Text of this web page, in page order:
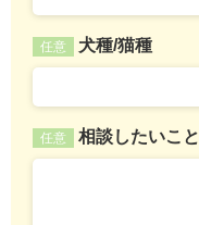
任意 犬種/猫種
任意 相談したいこと